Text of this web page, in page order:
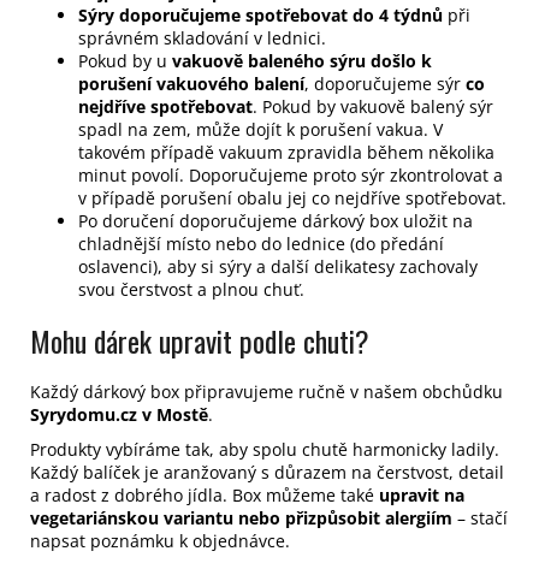
Sýry doporučujeme spotřebovat do 4 týdnů při
správném skladování v lednici.
Pokud by u vakuově baleného sýru došlo k
porušení vakuového balení, doporučujeme sýr co
nejdříve spotřebovat. Pokud by vakuově balený sýr
spadl na zem, může dojít k porušení vakua. V
takovém případě vakuum zpravidla během několika
minut povolí. Doporučujeme proto sýr zkontrolovat a
v případě porušení obalu jej co nejdříve spotřebovat.
Po doručení doporučujeme dárkový box uložit na
chladnější místo nebo do lednice (do předání
oslavenci), aby si sýry a další delikatesy zachovaly
svou čerstvost a plnou chuť.
Mohu dárek upravit podle chuti?
Každý dárkový box připravujeme ručně v našem obchůdku
Syrydomu.cz v Mostě.
Produkty vybíráme tak, aby spolu chutě harmonicky ladily.
Každý balíček je aranžovaný s důrazem na čerstvost, detail
a radost z dobrého jídla. Box můžeme také upravit na
vegetariánskou variantu nebo přizpůsobit alergiím – stačí
napsat poznámku k objednávce.